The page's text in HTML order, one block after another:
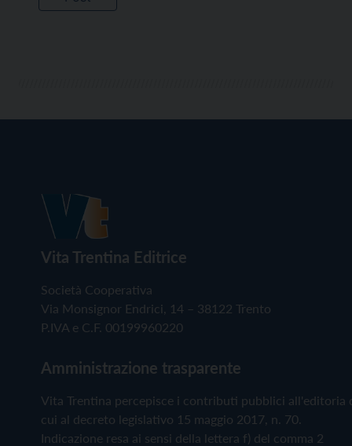
Vita Trentina Editrice
Società Cooperativa
Via Monsignor Endrici, 14 – 38122 Trento
P.IVA e C.F. 00199960220
Amministrazione trasparente
Vita Trentina percepisce i contributi pubblici all'editoria
cui al decreto legislativo 15 maggio 2017, n. 70.
Indicazione resa ai sensi della lettera f) del comma 2